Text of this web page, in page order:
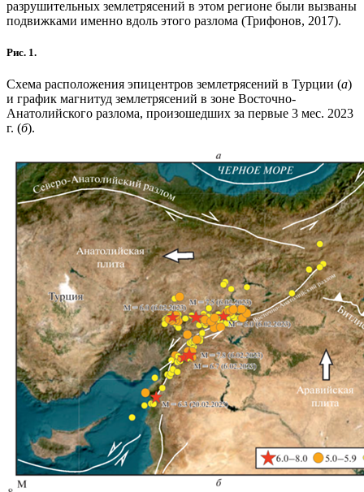
разрушительных землетрясений в этом регионе были вызваны
подвижками именно вдоль этого разлома (Трифонов, 2017).
Рис. 1.
Схема расположения эпицентров землетрясений в Турции (а)
и график магнитуд землетрясений в зоне Восточно-
Анатолийского разлома, произошедших за первые 3 мес. 2023
г. (б).